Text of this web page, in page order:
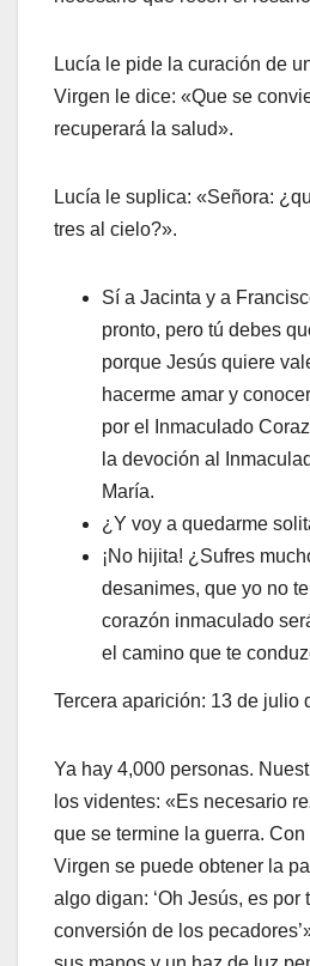
Lucía le pide la curación de
Virgen le dice: «Que se
recuperará la salud».
Lucía le suplica: «Señora:
tres al cielo?».
Sí a Jacinta y a
pronto, pero tú debes
porque Jesús quiere
hacerme amar y
por el Inmaculado
la devoción al
María.
¿Y voy a quedarme
¡No hijita! ¿Sufres
desanimes, que yo no
corazón inmaculado
el camino que te
Tercera aparición: 13 de julio
Ya hay 4,000 personas.
los videntes: «Es necesario
que se termine la guerra.
Virgen se puede obtener la
algo digan: ‘Oh Jesús, es por
conversión de los